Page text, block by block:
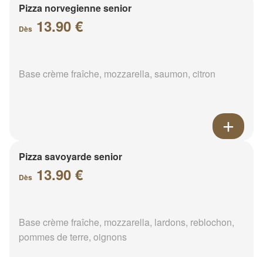
Pizza norvegienne senior
Dès 13.90 €
Base crème fraîche, mozzarella, saumon, citron
Pizza savoyarde senior
Dès 13.90 €
Base crème fraîche, mozzarella, lardons, reblochon,
pommes de terre, oignons